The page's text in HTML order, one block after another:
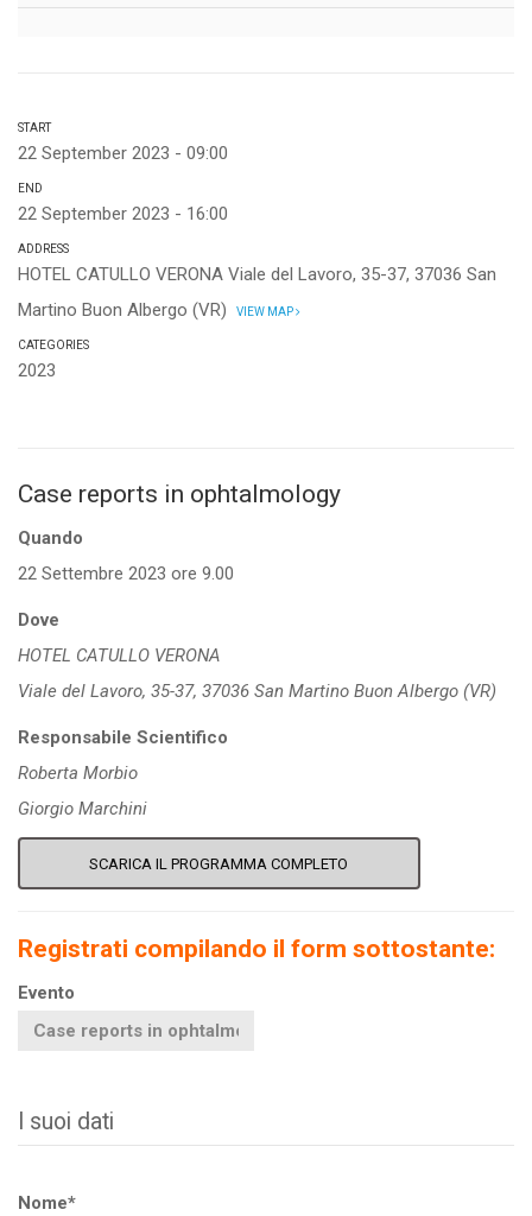
START
22 September 2023 - 09:00
END
22 September 2023 - 16:00
ADDRESS
HOTEL CATULLO VERONA Viale del Lavoro, 35-37, 37036 San
Martino Buon Albergo (VR)
VIEW MAP
CATEGORIES
2023
Case reports in ophtalmology
Quando
22 Settembre 2023 ore 9.00
Dove
HOTEL CATULLO VERONA
Viale del Lavoro, 35-37, 37036 San Martino Buon Albergo (VR)
Responsabile Scientifico
Roberta Morbio
Giorgio Marchini
SCARICA IL PROGRAMMA COMPLETO
Registrati compilando il form sottostante:
Evento
I suoi dati
Nome*